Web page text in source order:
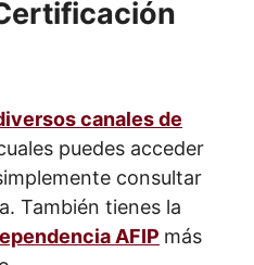
canales de
puedes acceder
consultar
También tienes la
AFIP más